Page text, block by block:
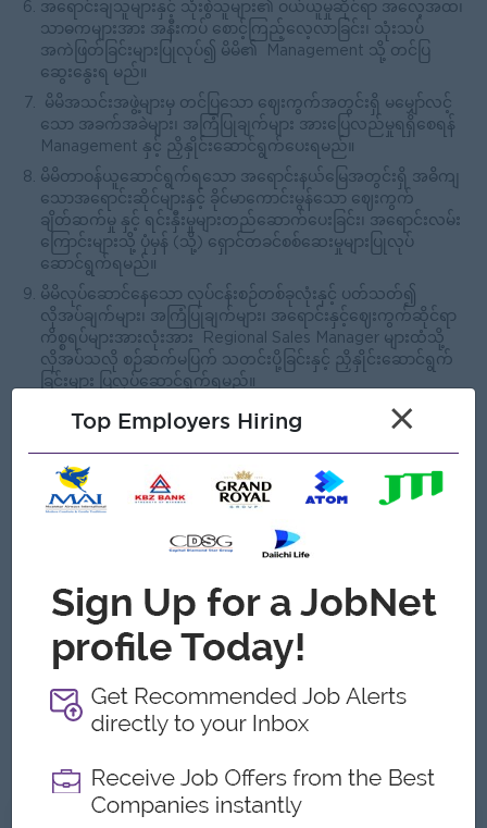
အရောင်းချသူများနှင့် သုံးစွဲသူများ၏ ဝယ်ယူမှုဆိုင်ရာ အလေ့အထ၊
သာဓကများအား အနီးကပ် စောင့်ကြည့်လေ့လာခြင်း၊ သုံးသပ်
အကဲဖြတ်ခြင်းများပြုလုပ်၍ မိမိ၏ Management သို့ တင်ပြ
ဆွေးနွေးရ မည်။
မိမိအသင်းအဖွဲ့များမှ တင်ပြသော ဈေးကွက်အတွင်းရှိ မမျှော်လင့်
သော အခက်အခဲများ၊ အကြံပြုချက်များ အားပြေလည်မှုရရှိစေရန်
Management နှင့် ညှိနှိုင်းဆောင်ရွက်ပေးရမည်။
မိမိတာဝန်ယူဆောင်ရွက်ရသော အရောင်းနယ်မြေအတွင်းရှိ အဓိကျ
သောအရောင်းဆိုင်များနှင့် ခိုင်မာကောင်းမွန်သော ဈေးကွက်
ချိတ်ဆက်မှု နှင့် ရင်းနှီးမှုများတည်ဆောက်ပေးခြင်း၊ အရောင်းလမ်း
ကြောင်းများသို့ ပုံမှန် (သို့) ရှောင်တခင်စစ်ဆေးမှုများပြုလုပ်
ဆောင်ရွက်ရမည်။
မိမိလုပ်ဆောင်နေသော လုပ်ငန်းစဉ်တစ်ခုလုံးနှင့် ပတ်သတ်၍
လိုအပ်ချက်များ၊ အကြံပြုချက်များ၊ အရောင်းနှင့်ဈေးကွက်ဆိုင်ရာ
ကိစ္စရပ်များအားလုံးအား Regional Sales Manager များထံသို့
လိုအပ်သလို စဉ်ဆက်မပြက် သတင်းပို့ခြင်းနှင့် ညှိနှိုင်းဆောင်ရွက်
ခြင်းများ ပြလုပ်ဆောင်ရွက်ရမည်။
Open To
Male/Female
Job Requirements
Skills - Must be proficient in accounting systems
and other related software. • Must have Analytical Skills and
Decision Making
Must have good Communication Skills and Interpersonal
What we can offer
Top Employers Hiring ×